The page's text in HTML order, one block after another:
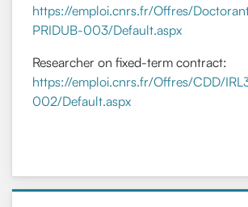
https://emploi.cnrs.fr/Offres/
PRIDUB-003/Default.aspx
Researcher on fixed-term contract:
https://emploi.cnrs.fr/Offres/CDD/
002/Default.aspx